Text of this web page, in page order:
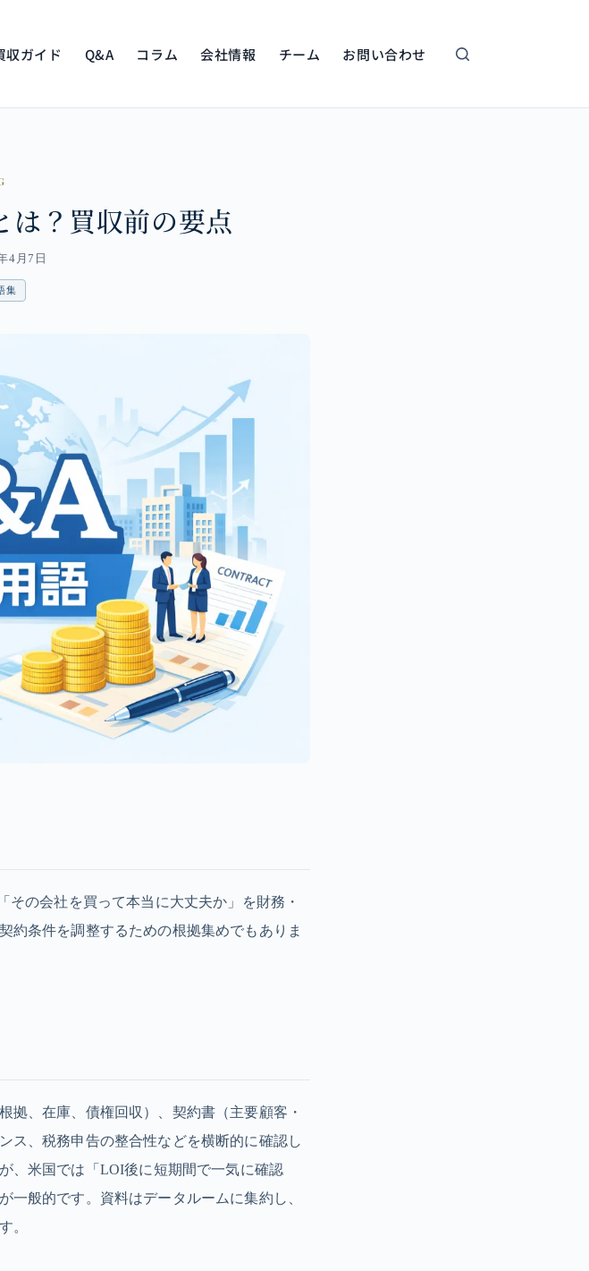
収ガイド Q&A コラム 会社情報 チーム お問い合わせ
は？買収前の要点
4月7日
集
その会社を買って本当に大丈夫か」を財務・
約条件を調整するための根拠集めでもありま
拠、在庫、債権回収）、契約書（主要顧客・
ス、税務申告の整合性などを横断的に確認し
、米国では「LOI後に短期間で一気に確認
一般的です。資料はデータルームに集約し、
。